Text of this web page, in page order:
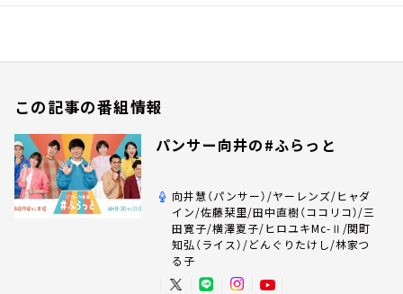
この記事の番組情報
パンサー向井の#ふらっと
向井慧（パンサー）/ヤーレンズ/ヒャダ
イン/佐藤栞里/田中直樹（ココリコ）/三
田寛子/横澤夏子/ヒロユキMc-Ⅱ/関町
知弘（ライス）/どんぐりたけし/林家つ
る子